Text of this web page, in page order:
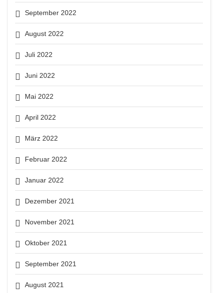
September 2022
August 2022
Juli 2022
Juni 2022
Mai 2022
April 2022
März 2022
Februar 2022
Januar 2022
Dezember 2021
November 2021
Oktober 2021
September 2021
August 2021